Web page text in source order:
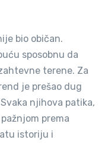
bio običan.
sposobnu da
terene. Za
je prešao dug
njihova patika,
prema
istoriju i